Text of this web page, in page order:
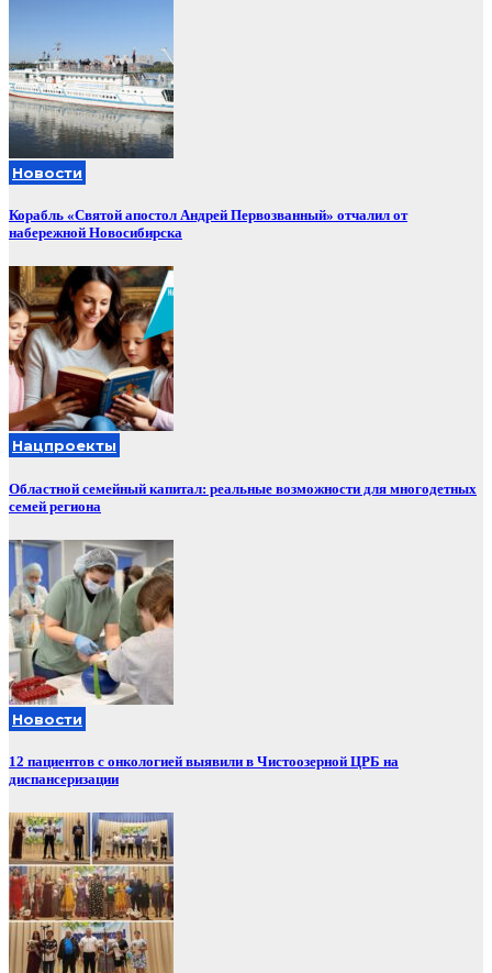
Новости
Корабль «Святой апостол Андрей Первозванный» отчалил от
набережной Новосибирска
Нацпроекты
Областной семейный капитал: реальные возможности для многодетных
семей региона
Новости
12 пациентов с онкологией выявили в Чистоозерной ЦРБ на
диспансеризации